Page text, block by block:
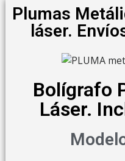
Plumas
láser.
Bolígrafo
Láser.